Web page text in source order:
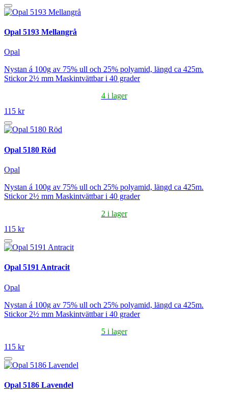
Opal 5193 Mellangrå
Opal
Nystan á 100g av 75% ull och 25% polyamid, längd ca 425m.
Stickor 2½ mm Maskintvättbar i 40 grader
4 i lager
115 kr
Opal 5180 Röd
Opal
Nystan á 100g av 75% ull och 25% polyamid, längd ca 425m.
Stickor 2½ mm Maskintvättbar i 40 grader
2 i lager
115 kr
Opal 5191 Antracit
Opal
Nystan á 100g av 75% ull och 25% polyamid, längd ca 425m.
Stickor 2½ mm Maskintvättbar i 40 grader
5 i lager
115 kr
Opal 5186 Lavendel